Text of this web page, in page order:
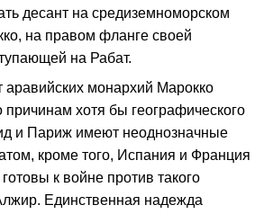
десант на средиземноморском
на правом фланге своей
на Рабат.
монархий Марокко
хотя бы географического
и Париж имеют неоднозначные
кроме того, Испания и Франция
к войне против такого
Единственная надежда